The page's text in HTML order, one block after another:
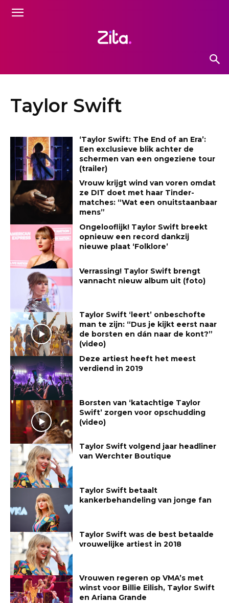
Taylor Swift
‘Taylor Swift: The End of an Era’:
Een exclusieve blik achter de
schermen van een ongeziene tour
(trailer)
Vrouw krijgt wind van voren omdat
ze DIT doet met haar Tinder-
matches: “Wat een onuitstaanbaar
mens”
Ongelooflijk! Taylor Swift breekt
opnieuw een record dankzij
nieuwe plaat ‘Folklore’
Verrassing! Taylor Swift brengt
vannacht nieuw album uit (foto)
Taylor Swift ‘leert’ onbeschofte
man te zijn: “Dus je kijkt eerst naar
de borsten en dán naar de kont?”
(video)
Deze artiest heeft het meest
verdiend in 2019
Borsten van ‘katachtige Taylor
Swift’ zorgen voor opschudding
(video)
Taylor Swift volgend jaar headliner
van Werchter Boutique
Taylor Swift betaalt
kankerbehandeling van jonge fan
Taylor Swift was de best betaalde
vrouwelijke artiest in 2018
Vrouwen regeren op VMA’s met
winst voor Billie Eilish, Taylor Swift
en Ariana Grande